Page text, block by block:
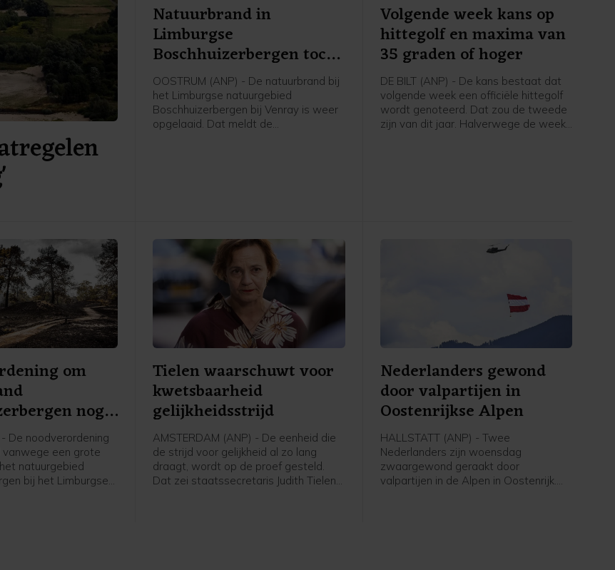
Natuurbrand in
Limburgse
Boschhuizerbergen toch
weer opgelaaid
OOSTRUM (ANP) - De natuurbrand bij
het Limburgse natuurgebied
Boschhuizerbergen bij Venray is weer
opgelaaid. Dat meldt de
Volgende week kans op
hittegolf en maxima van
35 graden of hoger
DE BILT (ANP) - De kans bestaat dat
volgende week een officiële hittegolf
wordt genoteerd. Dat zou de tweede
zijn van dit jaar. Halverwege de week
om
nog
- De noodverordening
vanwege een grote
natuurgebied
bij het Limburgse
Tielen waarschuwt voor
kwetsbaarheid
gelijkheidsstrijd
AMSTERDAM (ANP) - De eenheid die
de strijd voor gelijkheid al zo lang
draagt, wordt op de proef gesteld.
Dat zei staatssecretaris Judith Tielen
Nederlanders gewond
door valpartijen in
Oostenrijkse Alpen
HALLSTATT (ANP) - Twee
Nederlanders zijn woensdag
zwaargewond geraakt door
valpartijen in de Alpen in Oostenrijk.